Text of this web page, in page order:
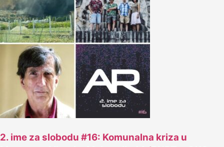
2. ime za slobodu #16: Komunalna kriza u